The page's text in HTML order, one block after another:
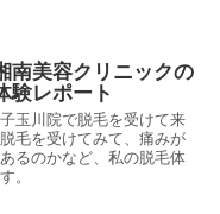
南美容クリニックの
験レポート
玉川院で脱毛を受けて来
毛を受けてみて、痛みが
るのかなど、私の脱毛体
。